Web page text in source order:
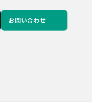
お問い合わせ